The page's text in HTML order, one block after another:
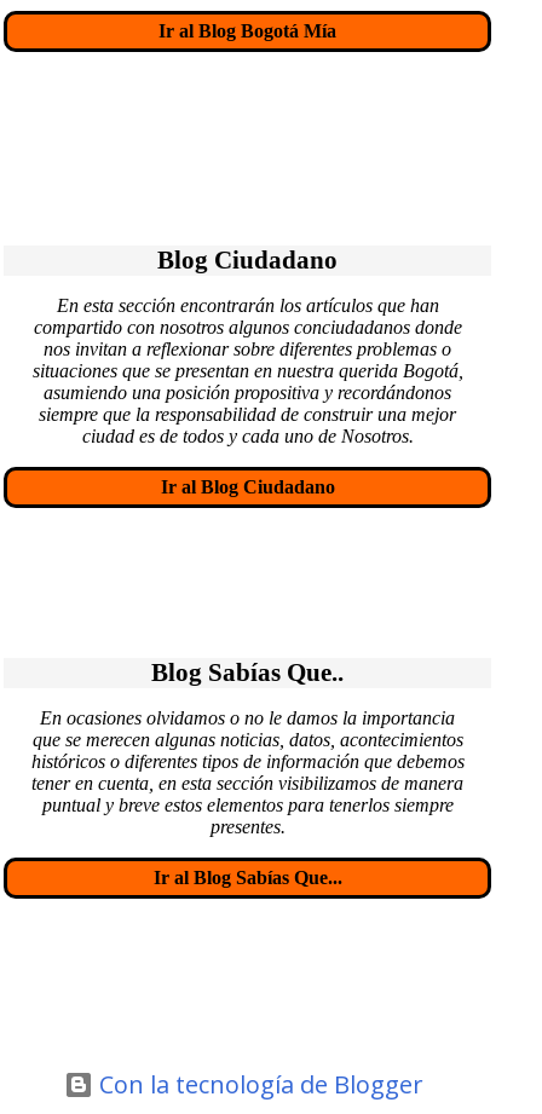
i
o
Ir al Blog Bogotá Mía
Blog Ciudadano
En esta sección encontrarán los artículos que han
compartido con nosotros algunos conciudadanos donde
nos invitan a reflexionar sobre diferentes problemas o
situaciones que se presentan en nuestra querida Bogotá,
asumiendo una posición propositiva y recordándonos
siempre que la responsabilidad de construir una mejor
ciudad es de todos y cada uno de Nosotros.
Ir al Blog Ciudadano
Blog Sabías Que..
En ocasiones olvidamos o no le damos la importancia
que se merecen algunas noticias, datos, acontecimientos
históricos o diferentes tipos de información que debemos
tener en cuenta, en esta sección visibilizamos de manera
puntual y breve estos elementos para tenerlos siempre
presentes.
Ir al Blog Sabías Que...
Con la tecnología de Blogger